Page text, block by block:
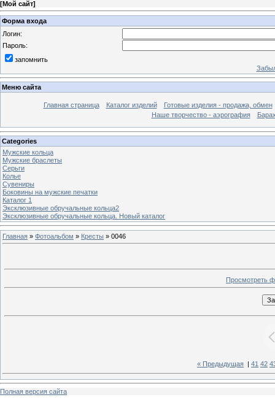
[Мой сайт]
Форма входа
Логин:
Пароль:
запомнить
Меню сайта
Главная страница Каталог изделий
Готовые изделия - продажа, обмен
Наше творчество - аэрография
Categories
Мужские кольца
Мужские браслеты
Серьги
Колье
Сувениры
Боковины на мужские печатки
Каталог 1
Эксклюзивные обручальные кольца2
Эксклюзивные обручальные кольца. Новый каталог
Главная » Фотоальбом » Кресты » 0046
Просмотреть
« Предыдущая 41 42
Полная версия сайта